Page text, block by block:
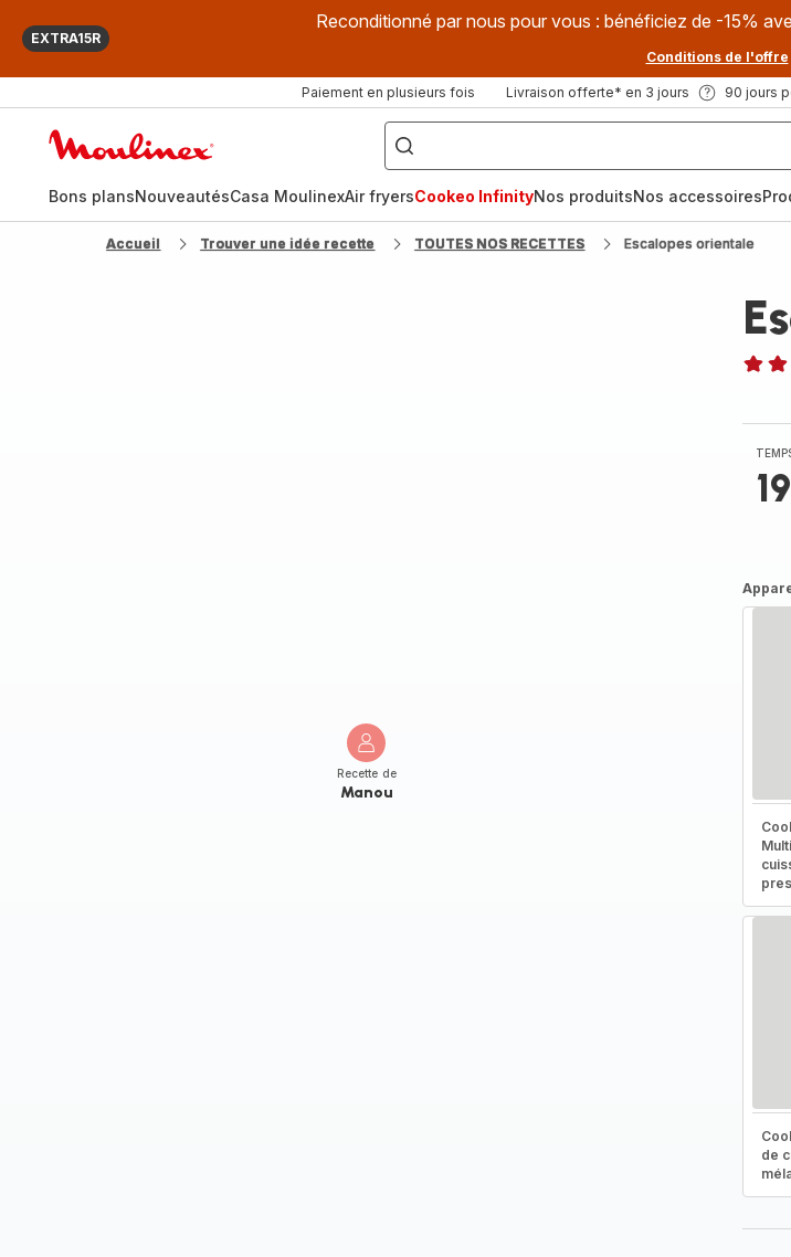
EXTRA15R
Reconditionné par nous pour vous : bénéficiez de -15%
Conditions de l'offre
Paiement en plusieurs fois Livraison offerte* en 3 jours 90 jours
["Que
recherchez-
vous
?",
fryer",
"Companion"]
Bons plansNouveautésCasa MoulinexAir fryersCookeo InfinityNos produitsNos accessoires
Accueil Trouver une idée recette TOUTES NOS RECETTES Escalopes orientale
Recette de
Manou
de